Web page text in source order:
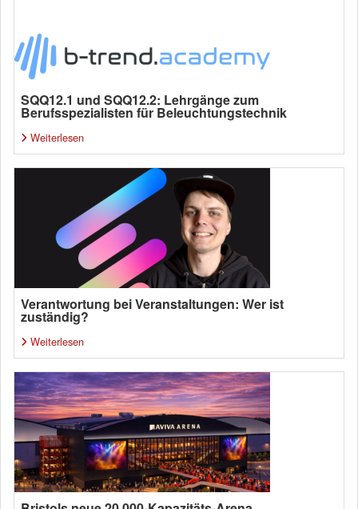
SQQ12.1 und SQQ12.2: Lehrgänge zum
Berufsspezialisten für Beleuchtungstechnik
Weiterlesen
Verantwortung bei Veranstaltungen: Wer ist
zuständig?
Weiterlesen